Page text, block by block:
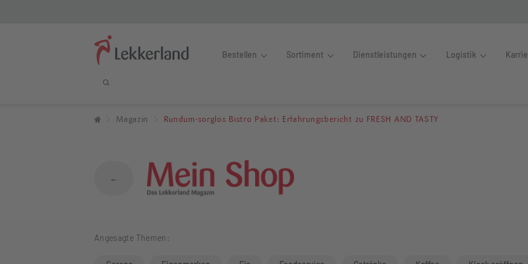
Bestellen Sortiment Dienstleistungen Logistik
Rundum-sorglos Bistro Paket:
Magazin Rundum-sorglos Bistro Paket: Erfahrungsbericht zu FRESH AND TASTY
←
Angesagte Themen: